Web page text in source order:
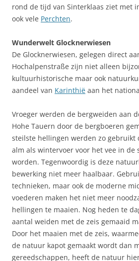
rond de tijd van Sinterklaas ziet met
ook vele Perchten.
Wunderwelt Glocknerwiesen
De Glocknerwiesen, gelegen direct
Hochalpenstraße zijn niet alleen
kultuurhistorische maar ook
aandeel van Karinthië aan het
Vroeger werden de bergweiden aan
Hohe Tauern door de bergboeren
steilste hellingen werden zo gebruikt
alm als wintervoer voor het vee in de
worden. Tegenwoordig is deze
bewerking niet meer haalbaar.
technieken, maar ook de moderne
voederen maken het niet meer
hellingen te maaien. Nog heden te
aantal weiden met de zeis gemaaid
Door het maaien met de zeis,
de natuur kapot gemaakt wordt dan
gereedschappen, heeft de natuur